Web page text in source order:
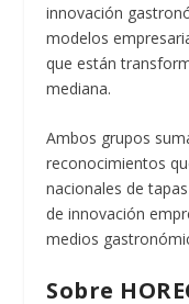
innovación
modelos
que están
mediana.
Ambos grupos
reconocimientos
nacionales de
de innovación
medios
Sobre